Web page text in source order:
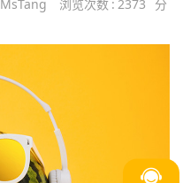
MsTang 浏览次数 : 2373
分